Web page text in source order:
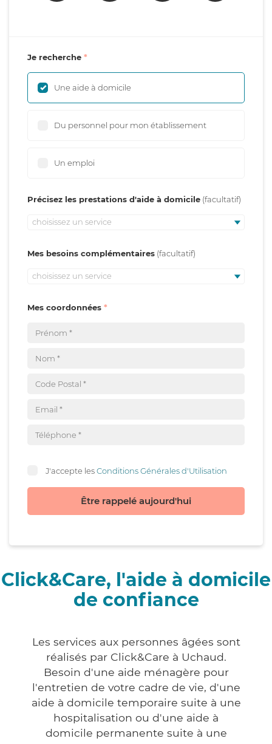
Je recherche
Une aide à domicile
Du personnel pour mon établissement
Un emploi
Précisez les prestations d'aide à domicile
choisissez un service
Mes besoins complémentaires
choisissez un service
Mes coordonnées
J'accepte lesConditions Générales d'Utilisation
Être rappelé aujourd'hui
Click&Care, l'aide à domicile
de confiance
Les services aux personnes âgées sont
réalisés par Click&Care à Uchaud.
Besoin d'une aide ménagère pour
l'entretien de votre cadre de vie, d'une
aide à domicile temporaire suite à une
hospitalisation ou d'une aide à
domicile permanente suite à une